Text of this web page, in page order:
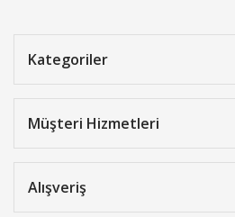
Kategoriler
Müşteri Hizmetleri
Alışveriş